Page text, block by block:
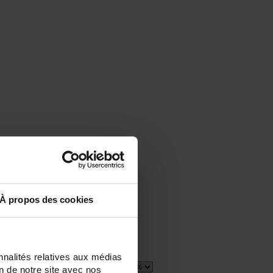
À propos des cookies
relatives aux médias
de notre site avec nos
1 item(s)